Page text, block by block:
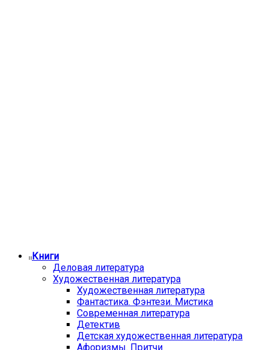
Книги
Деловая литература
Художественная литература
Художественная литература
Фантастика. Фэнтези. Мистика
Современная литература
Детектив
Детская художественная литература
Афоризмы. Притчи